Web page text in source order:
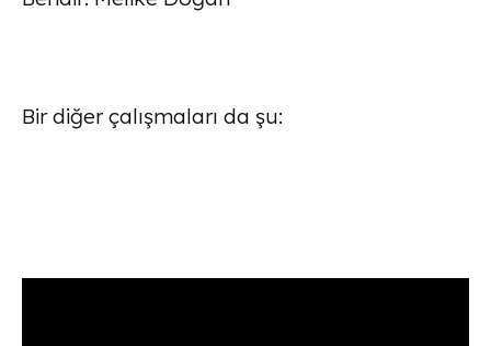
Bir diğer çalışmaları da şu: